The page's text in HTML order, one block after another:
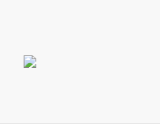
Sweat Sem
Unissexo